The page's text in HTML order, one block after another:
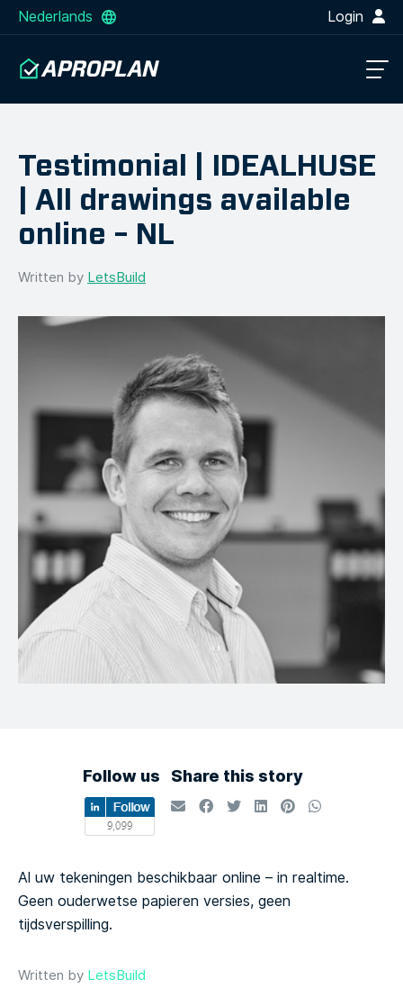
Nederlands Login
Testimonial | IDEALHUSE
| All drawings available
online – NL
Written by LetsBuild
Follow us Share this story
Al uw tekeningen beschikbaar online – in realtime.
Geen ouderwetse papieren versies, geen
tijdsverspilling.
Written by LetsBuild